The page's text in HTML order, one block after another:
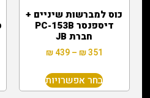
כוס למברשות שיניים +
דיספנסר PC-153B
חברת JB
₪351
–
₪439
בחר אפשרויות